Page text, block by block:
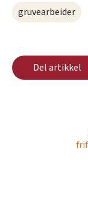
gruvearbeider
Del artikkel